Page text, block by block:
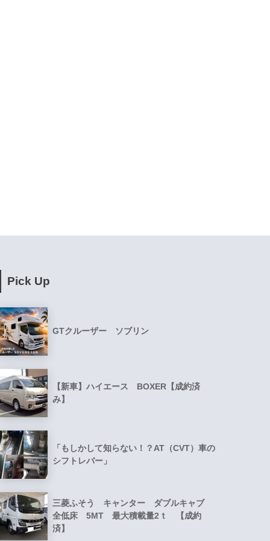
Pick Up
GTクルーザー ソブリン
【新車】ハイエース BOXER【成約済
み】
「もしかして知らない！？AT（CVT）車の
シフトレバー」
三菱ふそう キャンター ダブルキャブ
全低床 5MT 最大積載量2ｔ 【成約
済】